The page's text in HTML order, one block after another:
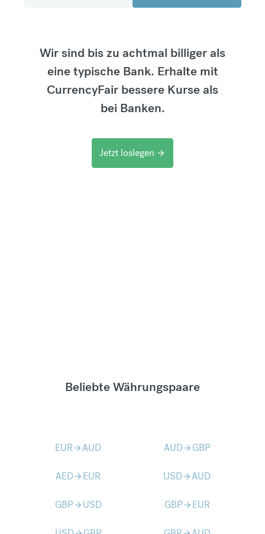
Wir sind bis zu achtmal billiger als
eine typische Bank. Erhalte mit
CurrencyFair bessere Kurse als
bei Banken.
Jetzt loslegen arrow_forward
Beliebte Währungspaare
EURarrow_forwardAUD AUDarrow_forward GBP
AEDarrow_forward EUR USDarrow_forwardAUD
GBParrow_forward USD GBParrow_forward EUR